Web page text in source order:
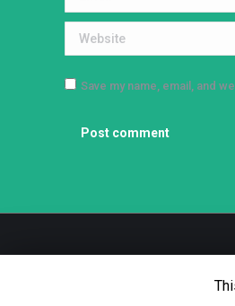
Website
Save my name, email, and
Post comment